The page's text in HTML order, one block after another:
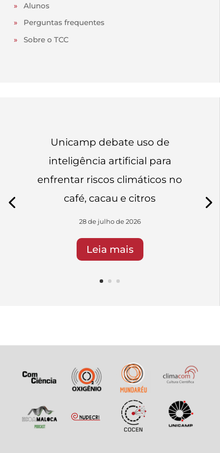
» Alunos
» Perguntas frequentes
» Sobre o TCC
Unicamp debate uso de
inteligência artificial para
enfrentar riscos climáticos no
café, cacau e citros
28 de julho de 2026
Leia mais